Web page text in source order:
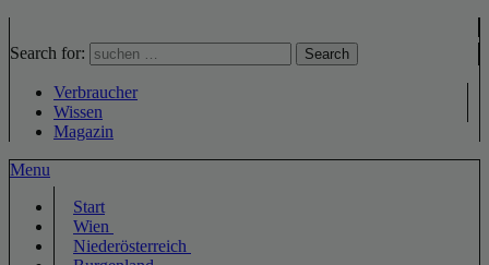
Search for: Search
Verbraucher
Wissen
Magazin
Menu
Start
Wien
Niederösterreich